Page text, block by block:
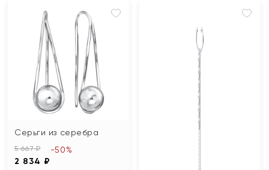
Серьги из серебра
5 667 ₽
2 834 ₽
-50%